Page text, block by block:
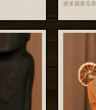
蜜多麗蜜瓜